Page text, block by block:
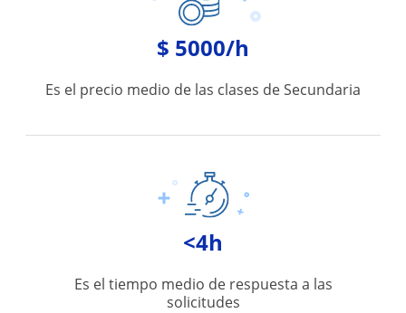
$ 5000/h
Es el precio medio de las clases de Secundaria
<4h
Es el tiempo medio de respuesta a las
solicitudes